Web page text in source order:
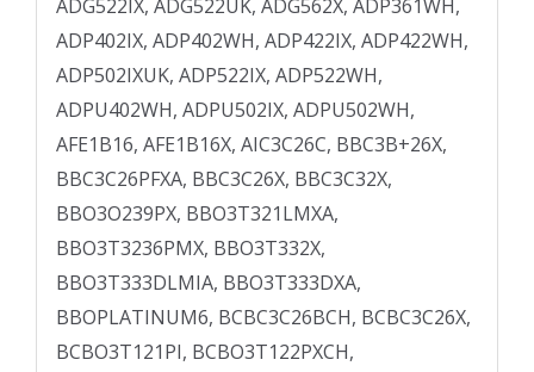
ADG522IX, ADG522UK, ADG562X, ADP361WH,
ADP402IX, ADP402WH, ADP422IX, ADP422WH,
ADP502IXUK, ADP522IX, ADP522WH,
ADPU402WH, ADPU502IX, ADPU502WH,
AFE1B16, AFE1B16X, AIC3C26C, BBC3B+26X,
BBC3C26PFXA, BBC3C26X, BBC3C32X,
BBO3O239PX, BBO3T321LMXA,
BBO3T3236PMX, BBO3T332X,
BBO3T333DLMIA, BBO3T333DXA,
BBOPLATINUM6, BCBC3C26BCH, BCBC3C26X,
BCBO3T121PI, BCBO3T122PXCH,